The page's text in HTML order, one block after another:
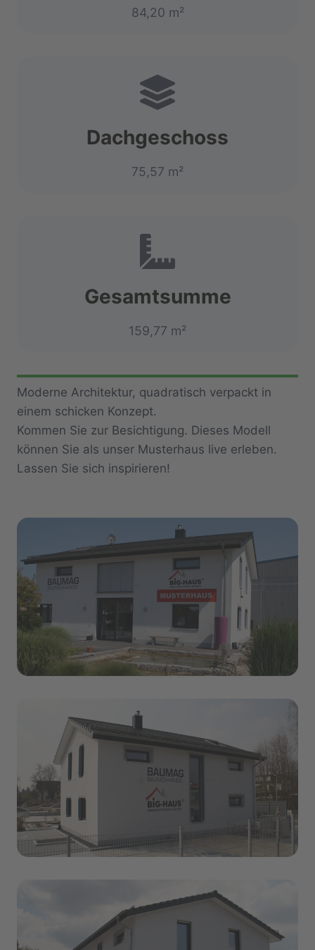
84,20 m²
Dachgeschoss
75,57 m²
Gesamtsumme
159,77 m²
Moderne Architektur, quadratisch verpackt in
einem schicken Konzept.
Kommen Sie zur Besichtigung. Dieses Modell
können Sie als unser Musterhaus live erleben.
Lassen Sie sich inspirieren!